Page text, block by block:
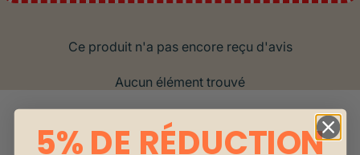
Ce produit n'a pas encore reçu d'avis
Aucun élément trouvé
5% DE RÉDUCTION